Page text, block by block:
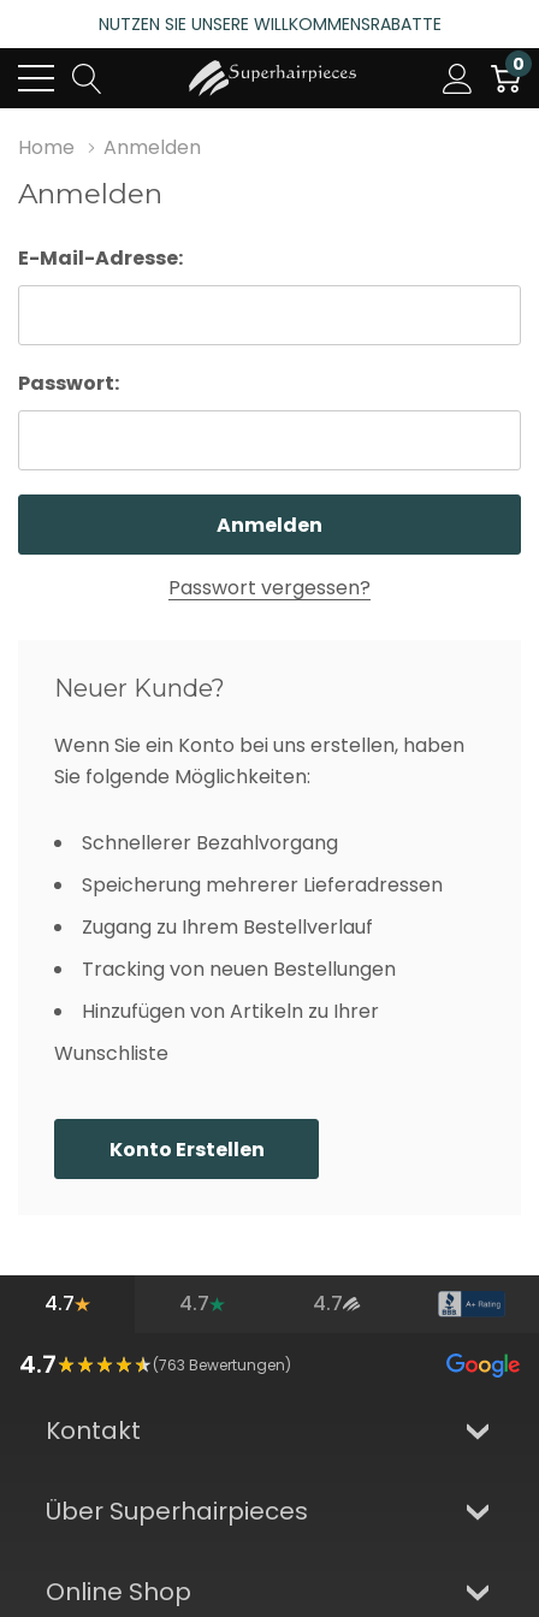
NUTZEN SIE UNSERE WILLKOMMENSRABATTE
4.6
(485 bewertungen)
NUTZEN SIE UNSERE WILLKOMMENSRABATTE
0
Home Anmelden
Anmelden
E-Mail-Adresse:
Passwort:
Passwort vergessen?
Neuer Kunde?
Wenn Sie ein Konto bei uns erstellen, haben
Sie folgende Möglichkeiten:
Schnellerer Bezahlvorgang
Speicherung mehrerer Lieferadressen
Zugang zu Ihrem Bestellverlauf
Tracking von neuen Bestellungen
Hinzufügen von Artikeln zu Ihrer
Wunschliste
Konto Erstellen
4.7 4.7 4.7
4.7 (763 Bewertungen)
Kontakt
Über Superhairpieces
Online Shop